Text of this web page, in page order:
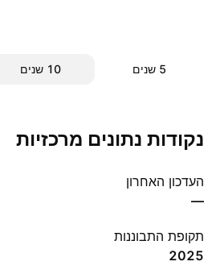
‎5‎ שנים ‎10‎ שנים
נקודות נתונים מרכזיות
העדכון האחרון
—
תקופת התבוננות
2025